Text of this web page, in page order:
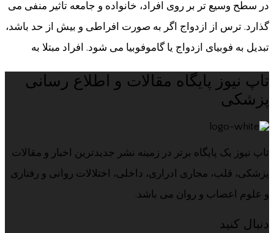
در سطح وسیع تر بر روی افراد، خانواده و جامعه تاثیر منفی می
گذارد. ترس از ازدواج اگر به صورت افراطی و بیش از حد باشد،
تبدیل به فوبیای ازدواج یا گاموفوبیا می شود. افراد مبتلا به
تاپ نیوز پایگاه مقالات و اطلاع رسانی
پزشکی
تاپ نیوز یک پایگاه برتر در زمینه نشر جدیدترین اخبار و مقالات
پزشکی، قلب، مجاری ادراری، داخلی، اختلالات روانی و رفتاری
و علوم اعصاب و روان می باشد.
دنبال کنید